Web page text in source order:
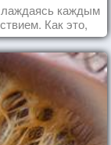
каждым
Как это,
примерах.